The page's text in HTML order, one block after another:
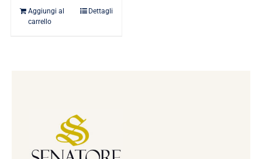
originale
era:
attuale
Aggiungi al
carrello
Dettagli